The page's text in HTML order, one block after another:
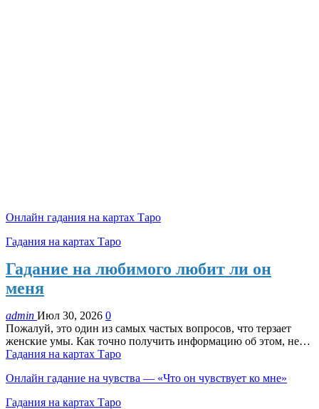
Онлайн гадания на картах Таро
Гадания на картах Таро
Гадание на любимого любит ли он
меня
admin Июл 30, 2026 0
Пожалуй, это один из самых частых вопросов, что терзает
женские умы. Как точно получить информацию об этом, не…
Гадания на картах Таро
Онлайн гадание на чувства — «Что он чувствует ко мне»
Гадания на картах Таро